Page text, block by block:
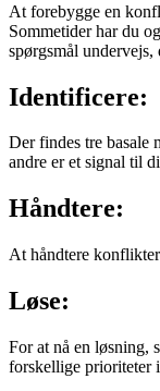
At forebygge en
Sommetider har du
spørgsmål
Identificere:
Der findes tre basale
andre er et signal til
Håndtere:
At håndtere
Løse:
For at nå en løsning,
forskellige prioriteter